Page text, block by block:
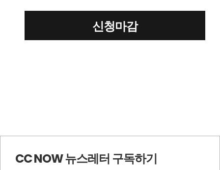
신청마감
CC NOW 뉴스레터 구독하기